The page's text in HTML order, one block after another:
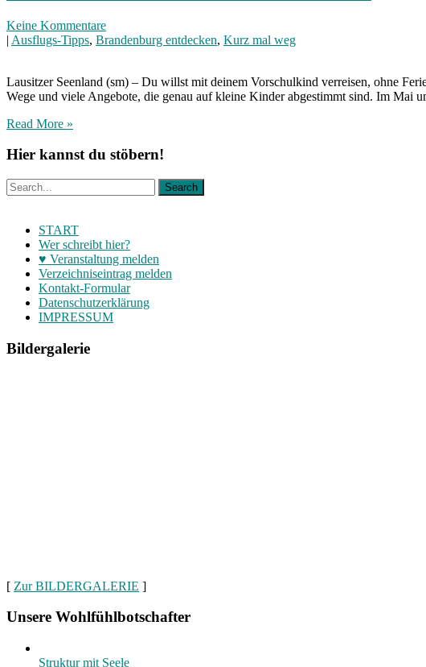
Keine Kommentare
| Ausflugs-Tipps, Brandenburg entdecken, Kurz mal weg
Lausitzer Seenland (sm) – Du willst mit deinem Vorschulkind verreisen, ohne
Wege und viele Angebote, die genau auf kleine Kinder abgestimmt sind. Im
Read More »
Hier kannst du stöbern!
START
Wer schreibt hier?
♥ Veranstaltung melden
Verzeichniseintrag melden
Kontakt-Formular
Datenschutzerklärung
IMPRESSUM
Bildergalerie
[ Zur BILDERGALERIE ]
Unsere Wohlfühlbotschafter
Struktur mit Seele